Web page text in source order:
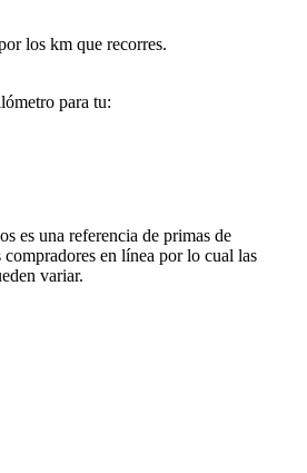
los km que recorres.
para tu:
es una referencia de primas de
en línea por lo cual las
variar.